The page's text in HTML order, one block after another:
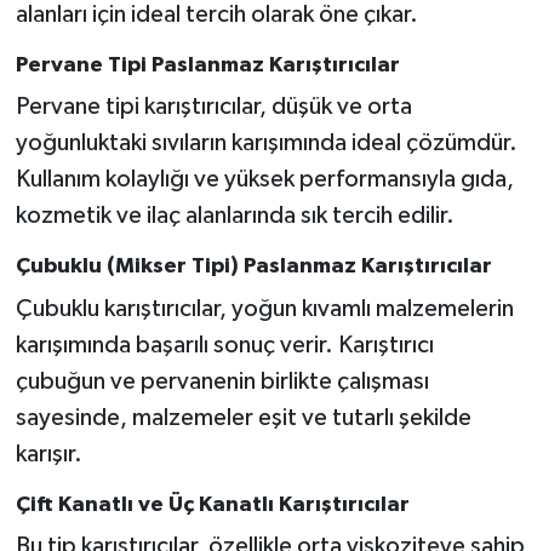
alanları için ideal tercih olarak öne çıkar.
Pervane Tipi Paslanmaz Karıştırıcılar
Pervane tipi karıştırıcılar, düşük ve orta
yoğunluktaki sıvıların karışımında ideal çözümdür.
Kullanım kolaylığı ve yüksek performansıyla gıda,
kozmetik ve ilaç alanlarında sık tercih edilir.
Çubuklu (Mikser Tipi) Paslanmaz Karıştırıcılar
Çubuklu karıştırıcılar, yoğun kıvamlı malzemelerin
karışımında başarılı sonuç verir. Karıştırıcı
çubuğun ve pervanenin birlikte çalışması
sayesinde, malzemeler eşit ve tutarlı şekilde
karışır.
Çift Kanatlı ve Üç Kanatlı Karıştırıcılar